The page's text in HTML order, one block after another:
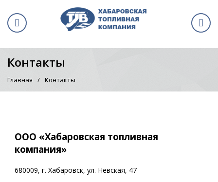
Контакты
Главная Контакты
ООО «Хабаровская топливная
компания»
680009, г. Хабаровск, ул. Невская, 47